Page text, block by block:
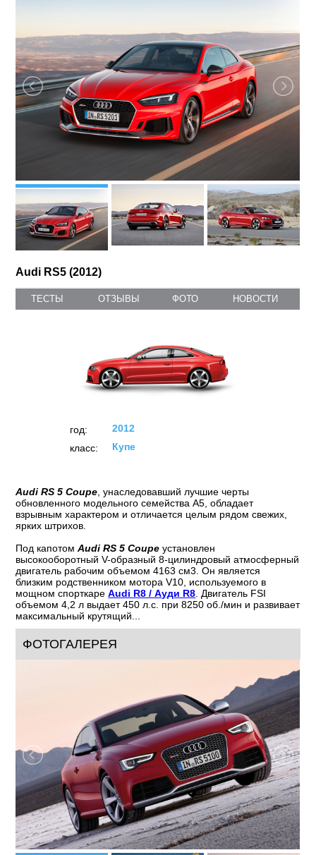
Audi RS5 (2012)
ТЕСТЫ ОТЗЫВЫ ФОТО НОВОСТИ
год:
2012
класс:
Купе
Audi RS 5 Coupe , унаследовавший лучшие черты
обновленного модельного семейства A5, обладает
взрывным характером и отличается целым рядом свежих,
ярких штрихов.
Под капотомAudi RS 5 Coupe установлен
высокооборотный V-образный 8-цилиндровый атмосферный
двигатель рабочим объемом 4163 см3. Он является
близким родственником мотора V10, используемого в
мощном спорткареAudi R8 / Ауди R8 . Двигатель FSI
объемом 4,2 л выдает 450 л.с. при 8250 об./мин и развивает
максимальный крутящий...
ФОТОГАЛЕРЕЯ